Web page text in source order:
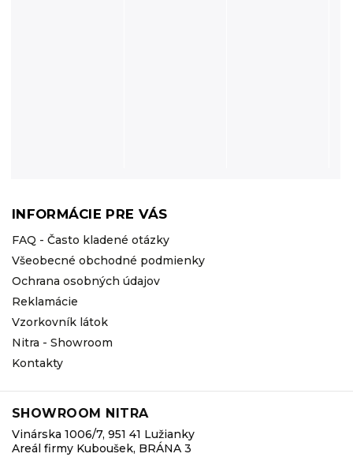
INFORMÁCIE PRE VÁS
FAQ - Často kladené otázky
Všeobecné obchodné podmienky
Ochrana osobných údajov
Reklamácie
Vzorkovník látok
Nitra - Showroom
Kontakty
SHOWROOM NITRA
Vinárska 1006/7, 951 41 Lužianky
Areál firmy Kuboušek, BRÁNA 3